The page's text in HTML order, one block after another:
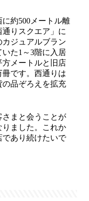
約500メートル離
りスクエア」に
カジュアルブラン
いた1～3階に入居
方メートルと旧店
冊です。西通りは
品ぞろえを拡充
まと会うことが
ました。これか
であり続けたいで